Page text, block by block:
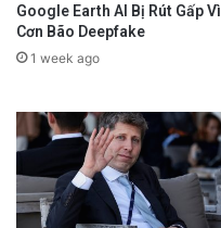
Google Earth AI Bị Rút Gấp Vì
Cơn Bão Deepfake
1 week ago